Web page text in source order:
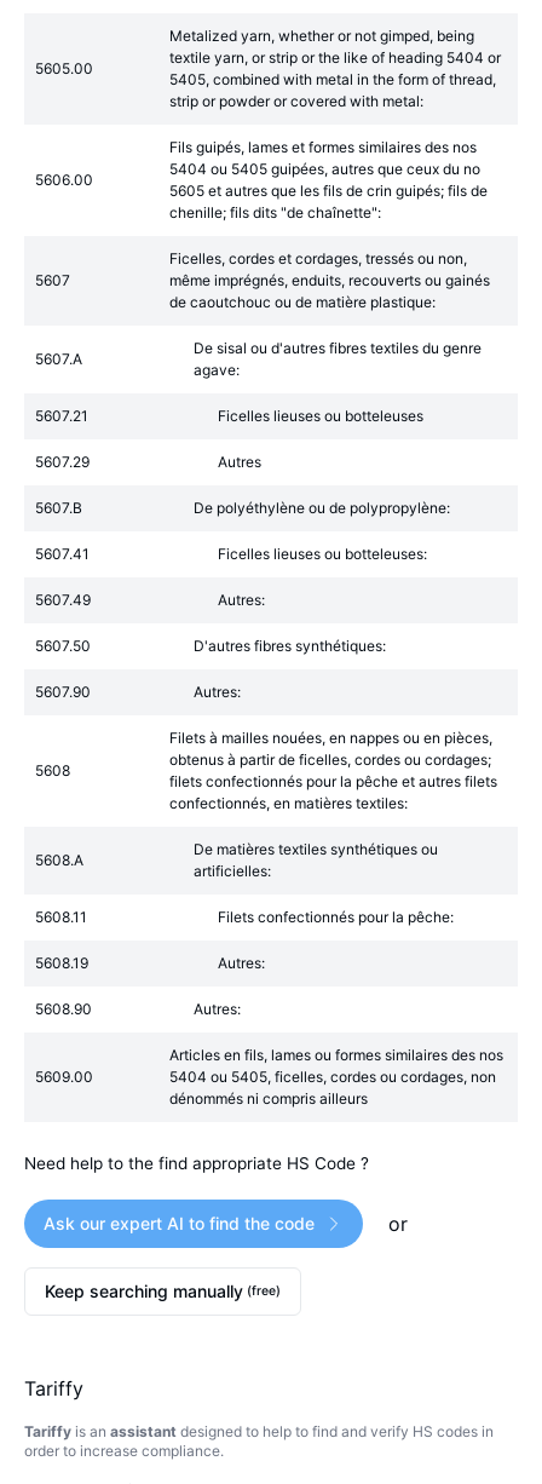
5605.00
Metalized yarn, whether or not gimped, being
textile yarn, or strip or the like of heading 5404 or
5405, combined with metal in the form of thread,
strip or powder or covered with metal:
5606.00
Fils guipés, lames et formes similaires des nos
5404 ou 5405 guipées, autres que ceux du no
5605 et autres que les fils de crin guipés; fils de
chenille; fils dits "de chaînette":
5607
Ficelles, cordes et cordages, tressés ou non,
même imprégnés, enduits, recouverts ou gainés
de caoutchouc ou de matière plastique:
5607.A
De sisal ou d'autres fibres textiles du genre
agave:
5607.21 Ficelles lieuses ou botteleuses
5607.29 Autres
5607.B De polyéthylène ou de polypropylène:
5607.41 Ficelles lieuses ou botteleuses:
5607.49 Autres:
5607.50 D'autres fibres synthétiques:
5607.90 Autres:
5608
Filets à mailles nouées, en nappes ou en pièces,
obtenus à partir de ficelles, cordes ou cordages;
filets confectionnés pour la pêche et autres filets
confectionnés, en matières textiles:
5608.A
De matières textiles synthétiques ou
artificielles:
5608.11 Filets confectionnés pour la pêche:
5608.19 Autres:
5608.90 Autres:
5609.00
Articles en fils, lames ou formes similaires des nos
5404 ou 5405, ficelles, cordes ou cordages, non
dénommés ni compris ailleurs
Need help to the find appropriate HS Code ?
Ask our expert AI to find the code or
Keep searching manually (free)
Tariffy
Tariffy is an assistant designed to help to find and verify HS codes in
order to increase compliance.